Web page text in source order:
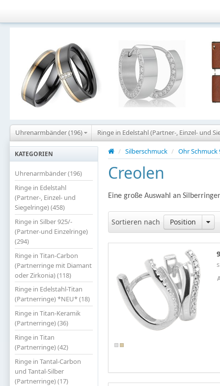
Uhrenarmbänder (196) Ringe in Edelstahl (Partner-, Einzel- und
KATEGORIEN
Uhrenarmbänder (196)
Ringe in Edelstahl
(Partner-, Einzel- und
Siegelringe) (458)
Ringe in Silber 925/-
(Partner-und Einzelringe)
(294)
Ringe in Titan-Carbon
(Partnerringe mit Diamant
oder Zirkonia) (118)
Ringe in Edelstahl-Titan
(Partnerringe) *NEU* (18)
Ringe in Titan-Keramik
(Partnerringe) (36)
Ringe in Titan
(Partnerringe) (42)
Ringe in Tantal-Carbon
und Tantal-Silber
(Partnerringe) (17)
/ Silberschmuck / Ohr Schmuck
Creolen
Eine große Auswahl an
Sortieren nach Position